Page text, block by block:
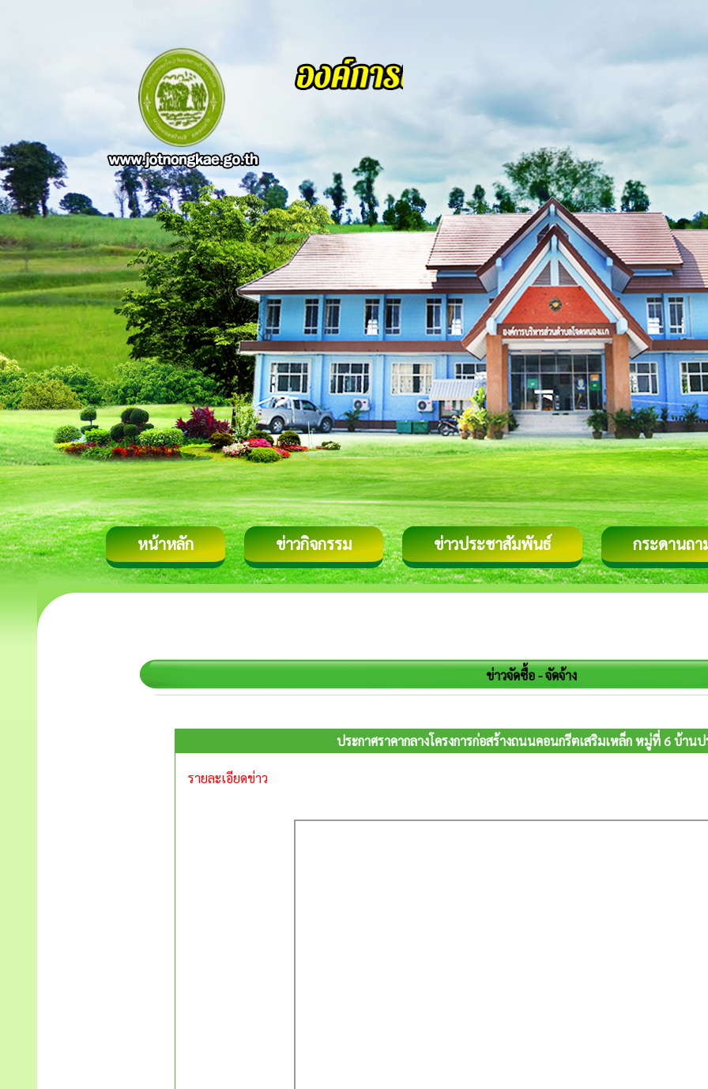
หน้าหลัก ข่าวกิจกรรม ข่าวประชาสัมพันธ์ กระดานถ
ข่าวจัดซื้อ - จัดจ้าง
ประกาศราคากลางโครงการก่อสร้างถนนคอนกรีตเสริมเหล็ก หมู่ที่ 6 บ้านป
รายละเอียดข่าว